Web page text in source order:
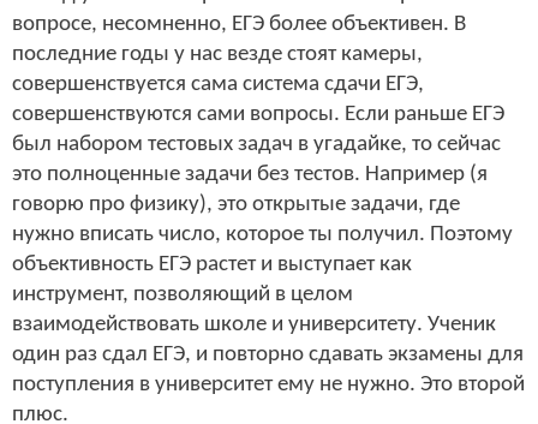
вопросе, несомненно, ЕГЭ более объективен. В
последние годы у нас везде стоят камеры,
совершенствуется сама система сдачи ЕГЭ,
совершенствуются сами вопросы. Если раньше ЕГЭ
был набором тестовых задач в угадайке, то сейчас
это полноценные задачи без тестов. Например (я
говорю про физику), это открытые задачи, где
нужно вписать число, которое ты получил. Поэтому
объективность ЕГЭ растет и выступает как
инструмент, позволяющий в целом
взаимодействовать школе и университету. Ученик
один раз сдал ЕГЭ, и повторно сдавать экзамены для
поступления в университет ему не нужно. Это второй
плюс.